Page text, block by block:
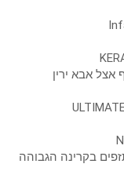
אבא ירין
בקרינה הגבוהה